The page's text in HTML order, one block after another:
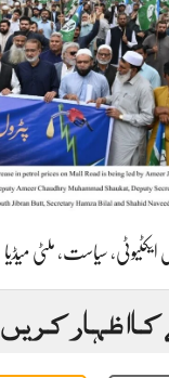
، سیاست، ملٹی میڈیا
کا اظہار کریں